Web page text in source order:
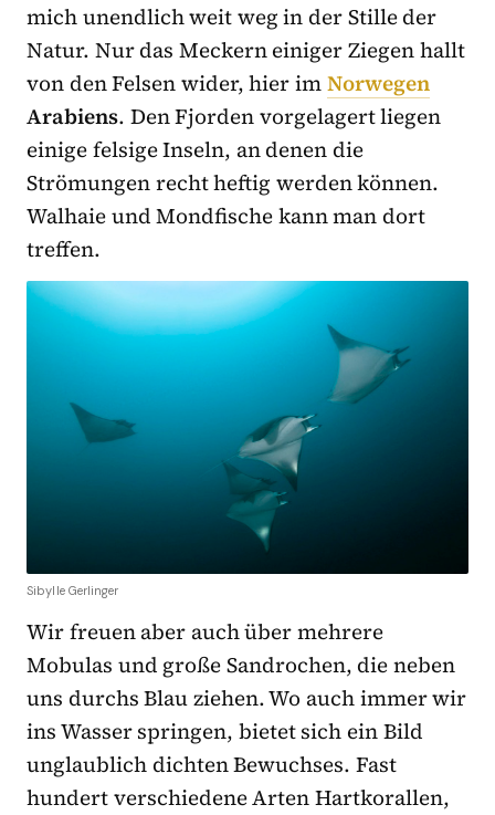
mich unendlich weit weg in der Stille der
Natur. Nur das Meckern einiger Ziegen hallt
von den Felsen wider, hier imNorwegen
Arabiens. Den Fjorden vorgelagert liegen
einige felsige Inseln, an denen die
Strömungen recht heftig werden können.
Walhaie und Mondfische kann man dort
treffen.
Sibylle Gerlinger
Wir freuen aber auch über mehrere
Mobulas und große Sandrochen, die neben
uns durchs Blau ziehen. Wo auch immer wir
ins Wasser springen, bietet sich ein Bild
unglaublich dichten Bewuchses. Fast
hundert verschiedene Arten Hartkorallen,